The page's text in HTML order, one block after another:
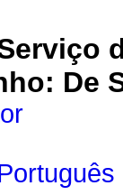
: De